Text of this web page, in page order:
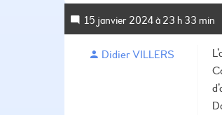
15 janvier 2024 à 23 h 33 min
Didier VILLERS